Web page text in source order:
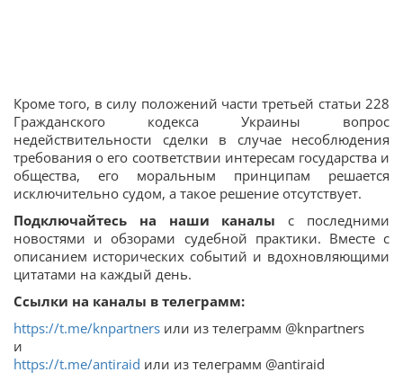
Кроме того, в силу положений части третьей статьи 228
Гражданского кодекса Украины вопрос
недействительности сделки в случае несоблюдения
требования о его соответствии интересам государства и
общества, его моральным принципам решается
исключительно судом, а такое решение отсутствует.
Подключайтесь на наши каналы с последними
новостями и обзорами судебной практики. Вместе с
описанием исторических событий и вдохновляющими
цитатами на каждый день.
Ссылки на каналы в телеграмм:
https://t.me/knpartners или из телеграмм @knpartners
и
https://t.me/antiraid или из телеграмм @antiraid